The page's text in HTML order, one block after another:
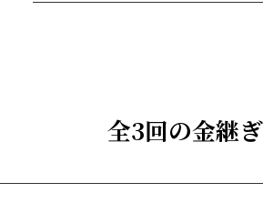
全3回の金継